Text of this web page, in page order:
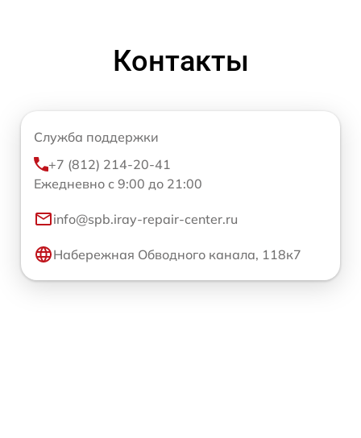
Контакты
Служба поддержки
+7 (812) 214-20-41
Ежедневно с 9:00 до 21:00
info@spb.iray-repair-center.ru
Набережная Обводного канала, 118к7